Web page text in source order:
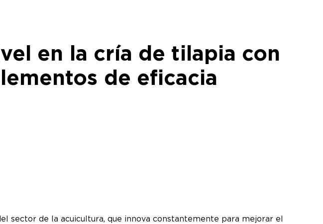
en la cría de tilapia con
de eficacia
sector de la acuicultura, que innova constantemente para mejorar el